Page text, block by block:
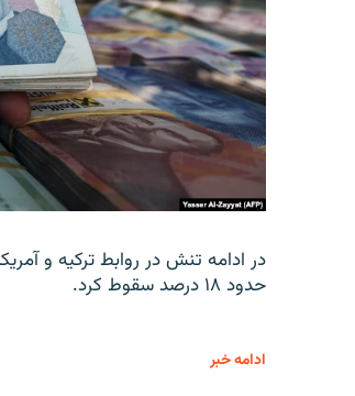
در ادامه تنش در روابط ترکیه و
حدود ۱۸ درصد سقوط کرد.
ادامه خبر